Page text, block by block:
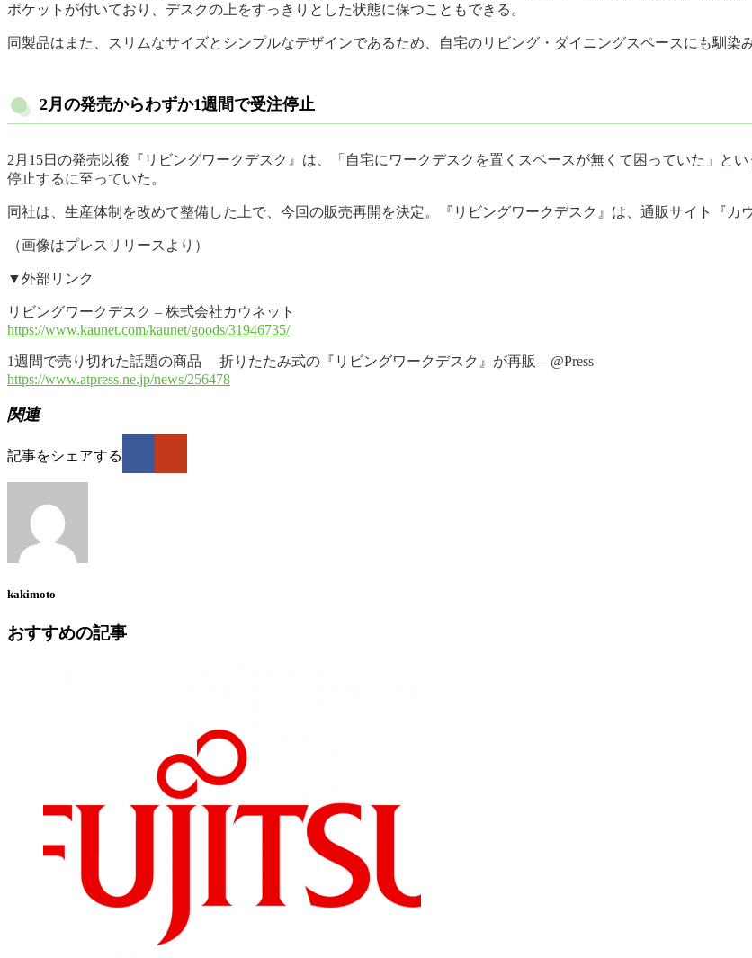
ポケットが付いており、デスクの上をすっきりとした状態に保つこともできる。
同製品はまた、スリムなサイズとシンプルなデザインであるため、自宅のリビング・ダイニングスペースにも馴染
2月の発売からわずか1週間で受注停止
2月15日の発売以後『リビングワークデスク』は、「自宅にワークデスクを置くスペースが無くて困っていた」と
停止するに至っていた。
同社は、生産体制を改めて整備した上で、今回の販売再開を決定。『リビングワークデスク』は、通販サイト『カ
（画像はプレスリリースより）
▼外部リンク
リビングワークデスク – 株式会社カウネット
https://www.kaunet.com/kaunet/goods/31946735/
1週間で売り切れた話題の商品 折りたたみ式の『リビングワークデスク』が再販 – @Press
https://www.atpress.ne.jp/news/256478
関連
記事をシェアする
kakimoto
おすすめの記事